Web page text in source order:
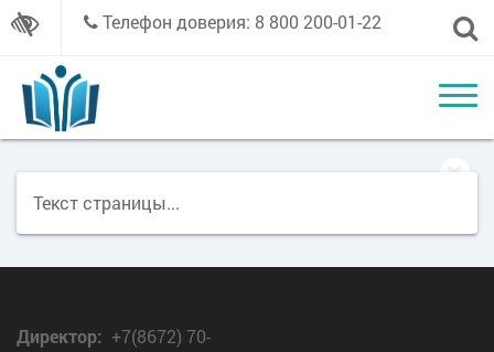
Телефон доверия: 8 800 200-01-22
Текст страницы...
Директор: +7(8672) 70-